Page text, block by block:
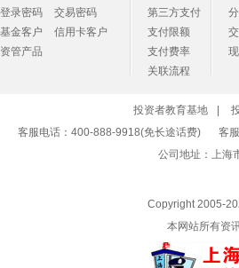
登录密码
交易密码
基金客户
信用卡客户
资管产品
第三方支付
支付限额
支付费率
关联流程
投资者教育基地
客服电话：400-888-9918(免长途话费)
客
公司地址：上海
Copyright 2005-
本网站所有资